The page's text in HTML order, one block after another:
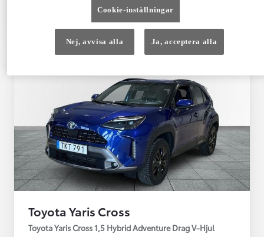
Kontakta återförsäljare
Toyota Yaris Cross
Toyota Yaris Cross 1,5 Hybrid Adventure Drag V-Hjul
Cookie-inställningar
Nej, avvisa alla Ja, acceptera alla